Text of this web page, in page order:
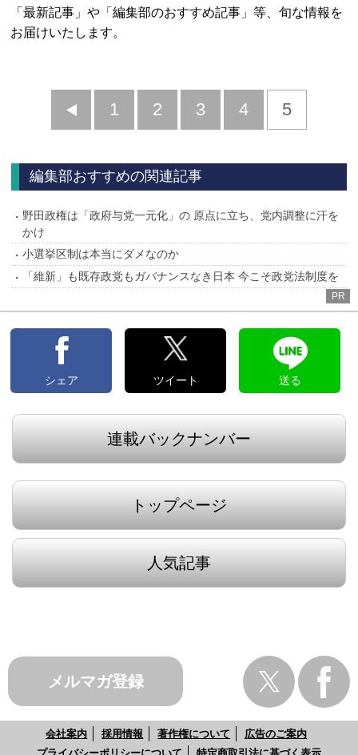
「最新記事」や「編集部のおすすめ記事」等、旬な情報を
お届けいたします。
前
1 2 3 4 5
編集部おすすめの関連記事
野田政権は「政府与党一元化」の 原点に立ち、党内調整に汗を
かけ
小選挙区制は本当にダメなのか
「維新」も既存政党もガバナンスなき日本 今こそ政党法制度を
PR
シェア ツイート 送る
連載バックナンバー
トップページ
人気記事
メルマガ登録
会社案内 採用情報 著作権について
広告のご案内